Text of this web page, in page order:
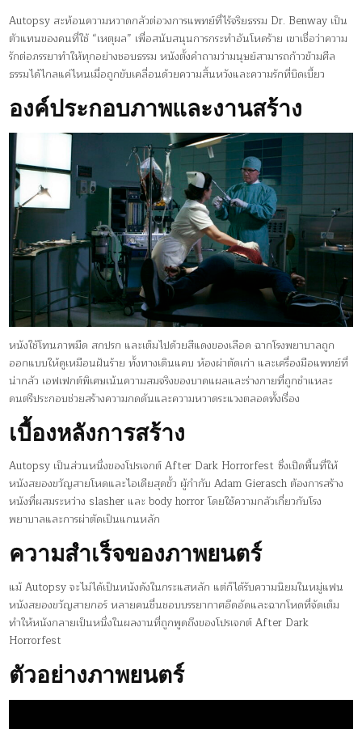
Autopsy สะท้อนความหวาดกลัวต่อวงการแพทย์ที่ไร้จริยธรรม Dr. Benway เป็น
ตัวแทนของคนที่ใช้ “เหตุผล” เพื่อสนับสนุนการกระทำอันโหดร้าย เขาเชื่อว่าความ
รักต่อภรรยาทำให้ทุกอย่างชอบธรรม หนังตั้งคำถามว่ามนุษย์สามารถก้าวข้ามศีล
ธรรมได้ไกลแค่ไหนเมื่อถูกขับเคลื่อนด้วยความสิ้นหวังและความรักที่บิดเบี้ยว
องค์ประกอบภาพและงานสร้าง
หนังใช้โทนภาพมืด สกปรก และเต็มไปด้วยสีแดงของเลือด ฉากโรงพยาบาลถูก
ออกแบบให้ดูเหมือนฝันร้าย ทั้งทางเดินแคบ ห้องผ่าตัดเก่า และเครื่องมือแพทย์ที่
น่ากลัว เอฟเฟกต์พิเศษเน้นความสมจริงของบาดแผลและร่างกายที่ถูกชำแหละ
ดนตรีประกอบช่วยสร้างความกดดันและความหวาดระแวงตลอดทั้งเรื่อง
เบื้องหลังการสร้าง
Autopsy เป็นส่วนหนึ่งของโปรเจกต์ After Dark Horrorfest ซึ่งเปิดพื้นที่ให้
หนังสยองขวัญสายโหดและไอเดียสุดขั้ว ผู้กำกับ Adam Gierasch ต้องการสร้าง
หนังที่ผสมระหว่าง slasher และ body horror โดยใช้ความกลัวเกี่ยวกับโรง
พยาบาลและการผ่าตัดเป็นแกนหลัก
ความสำเร็จของภาพยนตร์
แม้ Autopsy จะไม่ได้เป็นหนังดังในกระแสหลัก แต่ก็ได้รับความนิยมในหมู่แฟน
หนังสยองขวัญสายกอร์ หลายคนชื่นชอบบรรยากาศอึดอัดและฉากโหดที่จัดเต็ม
ทำให้หนังกลายเป็นหนึ่งในผลงานที่ถูกพูดถึงของโปรเจกต์ After Dark
Horrorfest
ตัวอย่างภาพยนตร์